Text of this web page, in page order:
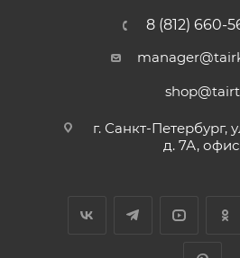
8 (812) 660-
г. Санкт-Петербург,
д. 7А,